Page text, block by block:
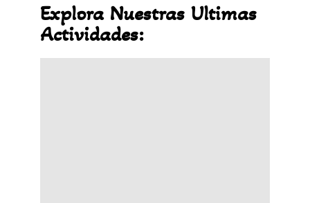
Explora Nuestras Ultimas
Actividades: